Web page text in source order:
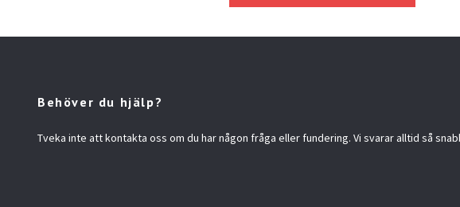
Behöver du hjälp?
Tveka inte att kontakta oss om du har någon fråga eller fundering. Vi svarar alltid så